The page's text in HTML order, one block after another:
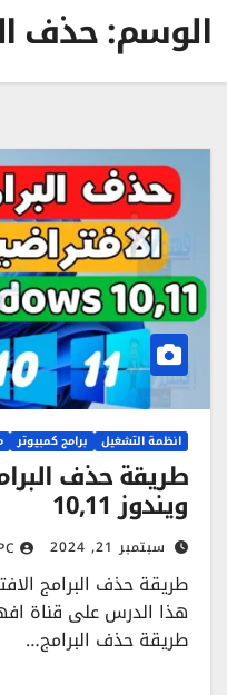
الوسم:حذف
انظمة التشغيل برامج كمبيوتر
طريقة حذف
ويندوز 10,11
سبتمبر 21, 2024
هذا الدرس على قناة
طريقة حذف البرامج…